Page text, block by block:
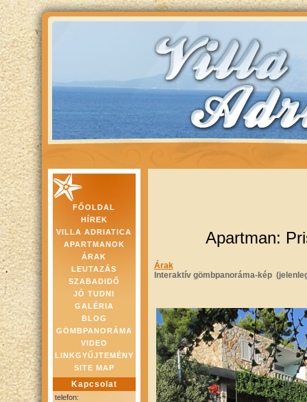
FŐOLDAL
HÍREK
VILLA ADRIATICA
APARTMANOK
ÁRAK
LEUTAZÁS
SZABADIDŐ
JÓ TUDNI
GALÉRIA
BLOG
GÖMBPANORÁMA
VIDEO
LINKGYŰJTEMÉNY
SITE MAP
Kapcsolat
telefon:
Apartman:
Árak
Interaktív gömbpanoráma-kép